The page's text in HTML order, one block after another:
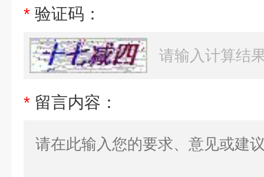
* 验证码：
* 留言内容：